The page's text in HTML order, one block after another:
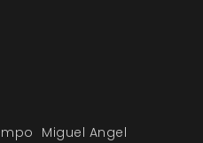
Miguel Angel